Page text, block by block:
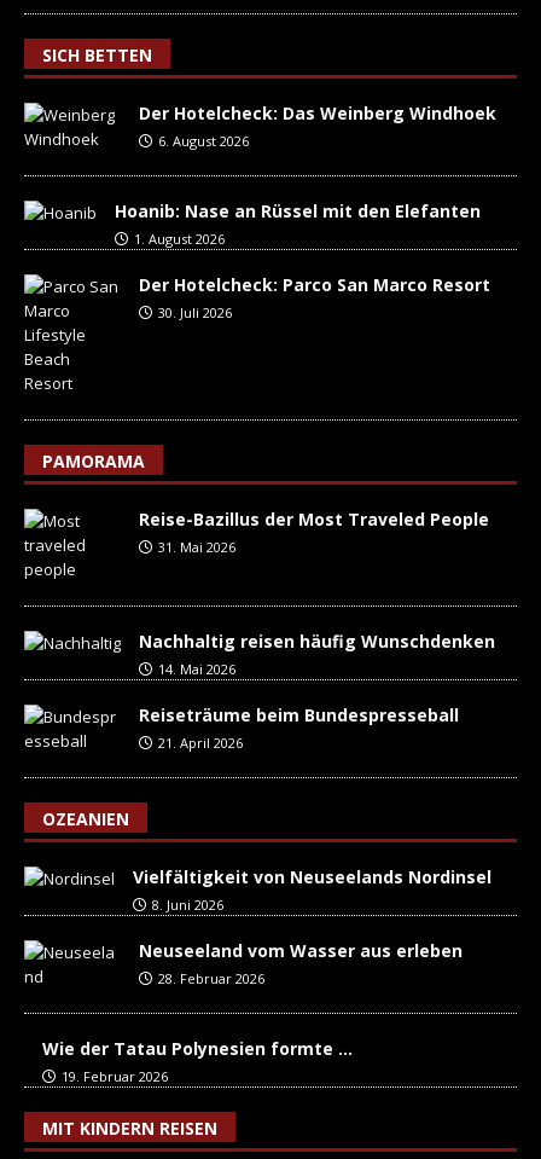
SICH BETTEN
Der Hotelcheck: Das Weinberg Windhoek
6. August 2026
Hoanib: Nase an Rüssel mit den Elefanten
1. August 2026
Der Hotelcheck: Parco San Marco Resort
30. Juli 2026
PAMORAMA
Reise-Bazillus der Most Traveled People
31. Mai 2026
Nachhaltig reisen häufig Wunschdenken
14. Mai 2026
Reiseträume beim Bundespresseball
21. April 2026
OZEANIEN
Vielfältigkeit von Neuseelands Nordinsel
8. Juni 2026
Neuseeland vom Wasser aus erleben
28. Februar 2026
Wie der Tatau Polynesien formte …
19. Februar 2026
MIT KINDERN REISEN